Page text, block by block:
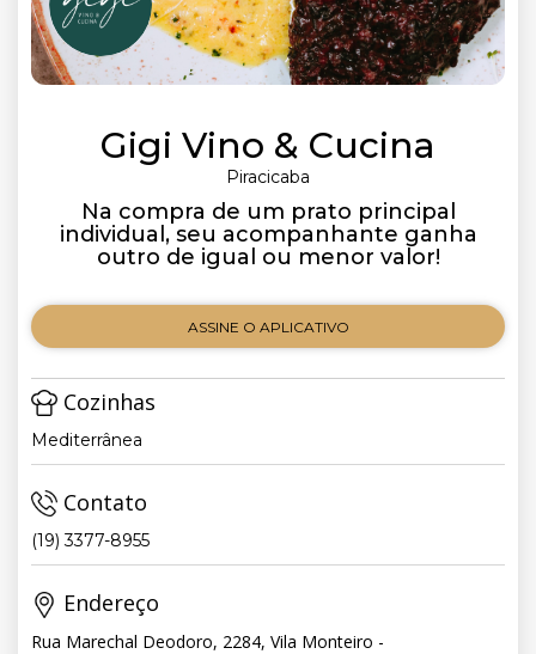
Gigi Vino & Cucina
Piracicaba
Na compra de um prato principal
individual, seu acompanhante ganha
outro de igual ou menor valor!
ASSINE O APLICATIVO
Cozinhas
Mediterrânea
Contato
(19) 3377-8955
Endereço
Rua Marechal Deodoro, 2284, Vila Monteiro -